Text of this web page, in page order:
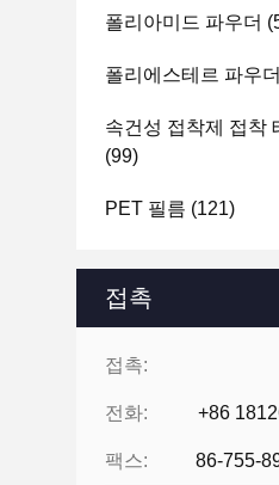
폴리아미드 파우더
폴리에스테르 파우더
속건성 접착제 접착
(99)
PET 필름 (121)
접촉
접촉:
전화: +86
팩스: 86-755-